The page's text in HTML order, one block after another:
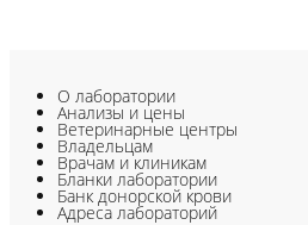
О лаборатории
Анализы и цены
Ветеринарные центры
Владельцам
Врачам и клиникам
Бланки лаборатории
Банк донорской крови
Адреса лабораторий